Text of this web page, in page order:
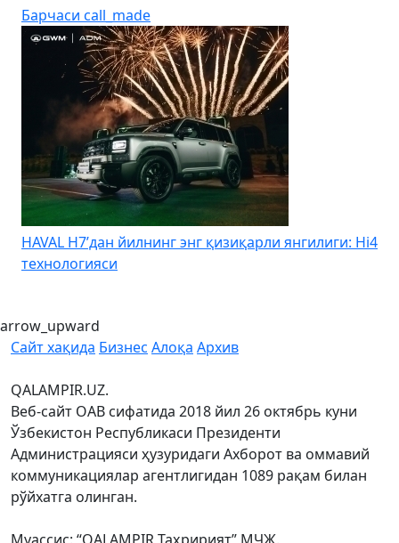
Барчаси call_made
HAVAL H7’дан йилнинг энг қизиқарли янгилиги: Hi4
технологияси
arrow_upward
Сайт хақида Бизнес Алоқа Архив
QALAMPIR.UZ.
Веб-сайт ОАВ сифатида 2018 йил 26 октябрь куни
Ўзбекистон Республикаси Президенти
Администрацияси ҳузуридаги Ахборот ва оммавий
коммуникациялар агентлигидан 1089 рақам билан
рўйхатга олинган.